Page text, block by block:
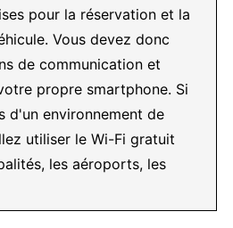
pour la réservation et la
Vous devez donc
de communication et
propre smartphone. Si
d'un environnement de
utiliser le Wi-Fi gratuit
les aéroports, les